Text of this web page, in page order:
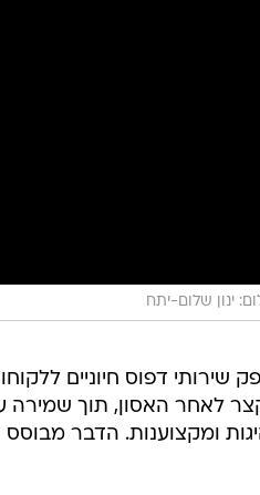
ינון שלום-יתח
דפוס חיוניים
לאחר האסון, תוך שמירה
ומקצוענות. הדבר מבוסס